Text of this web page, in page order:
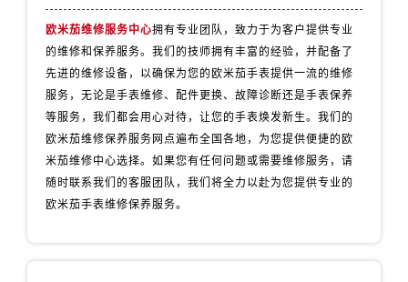
江苏省常州市新北区龙锦路1590号现代传媒中心5号楼10层1008室欧米茄售后服务中心（需提前预约）
欧米茄维修服务中心拥有专业团队，致力于为客户提供专业
的维修和保养服务。我们的技师拥有丰富的经验，并配备了
先进的维修设备，以确保为您的欧米茄手表提供一流的维修
服务，无论是手表维修、配件更换、故障诊断还是手表保养
等服务，我们都会用心对待，让您的手表焕发新生。我们的
欧米茄维修保养服务网点遍布全国各地，为您提供便捷的欧
米茄维修中心选择。如果您有任何问题或需要维修服务，请
随时联系我们的客服团队，我们将全力以赴为您提供专业的
欧米茄手表维修保养服务。